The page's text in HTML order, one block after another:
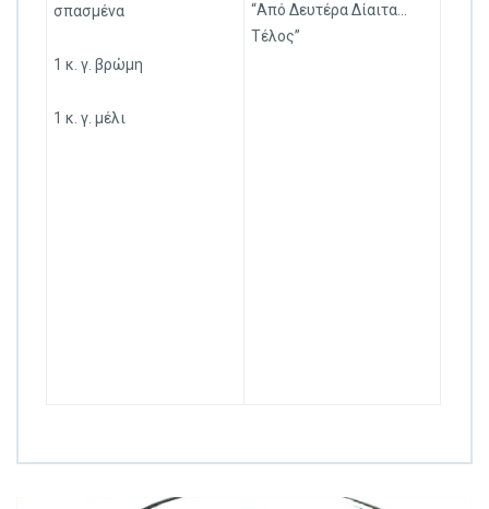
σπασμένα
1 κ. γ. βρώμη
1 κ. γ. μέλι
“Από Δευτέρα Δίαιτα…
Τέλος”